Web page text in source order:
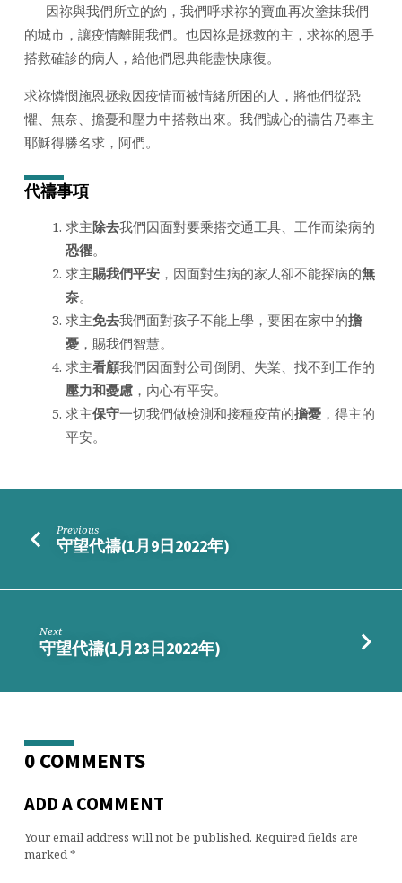
因祢與我們所立的約，我們呼求祢的寶血再次塗抹我們
的城市，讓疫情離開我們。也因祢是拯救的主，求祢的恩手
搭救確診的病人，給他們恩典能盡快康復。
求祢憐憫施恩拯救因疫情而被情緒所困的人，將他們從恐
懼、無奈、擔憂和壓力中搭救出來。我們誠心的禱告乃奉主
耶穌得勝名求，阿們。
代禱事項
求主除去我們因面對要乘搭交通工具、工作而染病的
恐忂。
求主賜我們平安，因面對生病的家人卻不能探病的無
奈。
求主免去我們面對孩子不能上學，要困在家中的擔
憂，賜我們智慧。
求主看顧我們因面對公司倒閉、失業、找不到工作的
壓力和憂慮，內心有平安。
求主保守一切我們做檢測和接種疫苗的擔憂，得主的
平安。
Previous
守望代禱(1月9日2022年)
Next
守望代禱(1月23日2022年)
0 COMMENTS
ADD A COMMENT
Your email address will not be published. Required fields are
marked*